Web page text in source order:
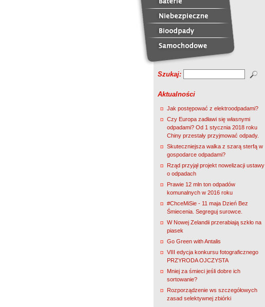
Szukaj:
Aktualności
Jak postępować z elektroodpadami?
Czy Europa zadławi się własnymi
odpadami? Od 1 stycznia 2018 roku
Chiny przestały przyjmować odpady.
Skuteczniejsza walka z szarą sterfą w
gospodarce odpadami?
Rząd przyjął projekt nowelizacji ustawy
o odpadach
Prawie 12 mln ton odpadów
komunalnych w 2016 roku
#ChceMiSie - 11 maja Dzień Bez
Śmiecenia. Segreguj surowce.
W Nowej Zelandii przerabiają szkło na
piasek
Go Green with Antalis
VIII edycja konkursu fotograficznego
PRZYRODA OJCZYSTA
Mniej za śmieci jeśli dobre ich
sortowanie?
Rozporządzenie ws szczegółowych
zasad selektywnej zbiórki